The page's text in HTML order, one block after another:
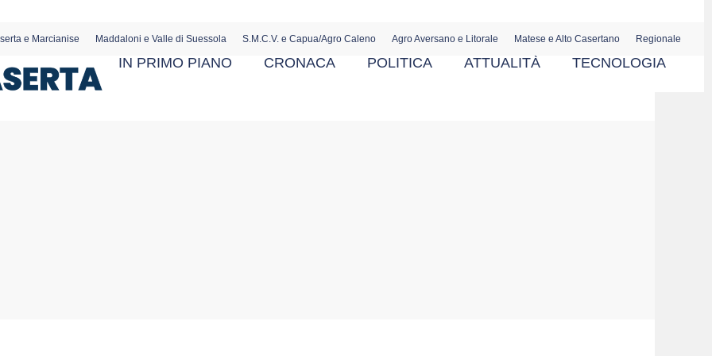
e Marcianise Maddaloni e Valle di Suessola S.M.C.V. e Capua/Agro Caleno Agro Aversano e Litorale Matese e Alto Casertano Regionale
IN PRIMO PIANO CRONACA POLITICA ATTUALITÀ TECNOLOGIA